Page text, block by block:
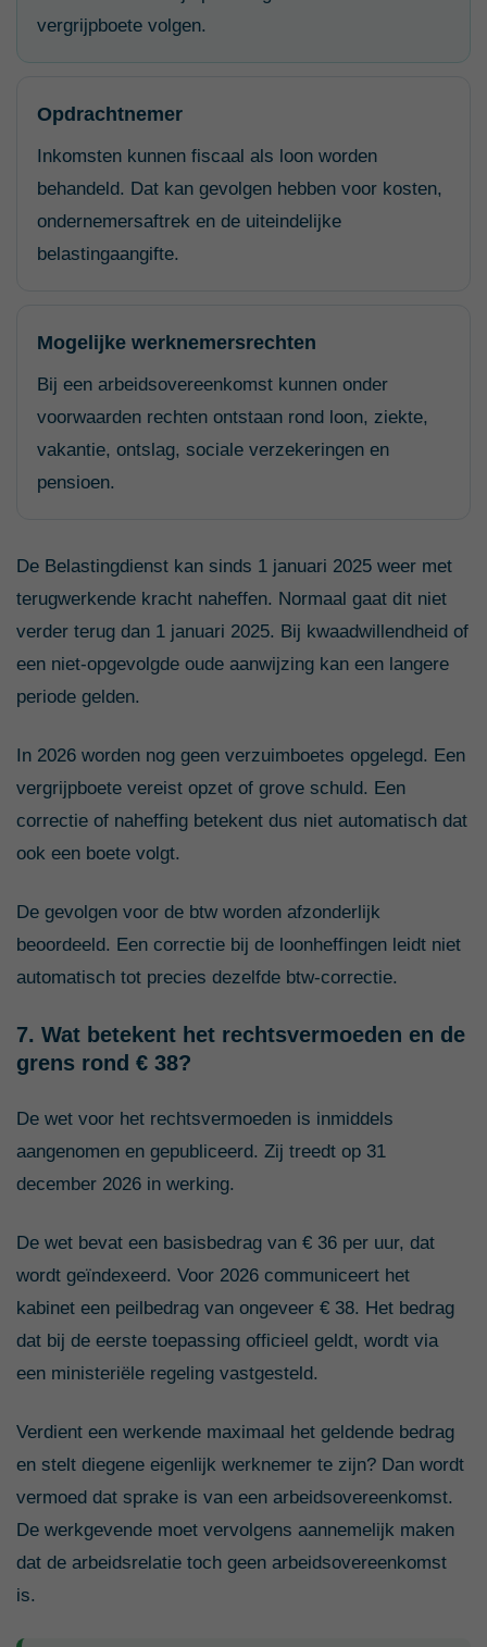
vergrijpboete volgen.
Opdrachtnemer
Inkomsten kunnen fiscaal als loon worden
behandeld. Dat kan gevolgen hebben voor kosten,
ondernemersaftrek en de uiteindelijke
belastingaangifte.
Mogelijke werknemersrechten
Bij een arbeidsovereenkomst kunnen onder
voorwaarden rechten ontstaan rond loon, ziekte,
vakantie, ontslag, sociale verzekeringen en
pensioen.
De Belastingdienst kan sinds 1 januari 2025 weer met
terugwerkende kracht naheffen. Normaal gaat dit niet
verder terug dan 1 januari 2025. Bij kwaadwillendheid of
een niet-opgevolgde oude aanwijzing kan een langere
periode gelden.
In 2026 worden nog geen verzuimboetes opgelegd. Een
vergrijpboete vereist opzet of grove schuld. Een
correctie of naheffing betekent dus niet automatisch dat
ook een boete volgt.
De gevolgen voor de btw worden afzonderlijk
beoordeeld. Een correctie bij de loonheffingen leidt niet
automatisch tot precies dezelfde btw-correctie.
7. Wat betekent het rechtsvermoeden en de
grens rond € 38?
De wet voor het rechtsvermoeden is inmiddels
aangenomen en gepubliceerd. Zij treedt op 31
december 2026 in werking.
De wet bevat een basisbedrag van € 36 per uur, dat
wordt geïndexeerd. Voor 2026 communiceert het
kabinet een peilbedrag van ongeveer € 38. Het bedrag
dat bij de eerste toepassing officieel geldt, wordt via
een ministeriële regeling vastgesteld.
Verdient een werkende maximaal het geldende bedrag
en stelt diegene eigenlijk werknemer te zijn? Dan wordt
vermoed dat sprake is van een arbeidsovereenkomst.
De werkgevende moet vervolgens aannemelijk maken
dat de arbeidsrelatie toch geen arbeidsovereenkomst
is.